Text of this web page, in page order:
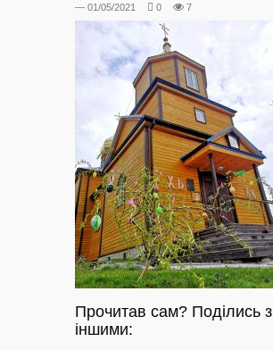
— 01/05/2021 0 7
Прочитав сам? Поділись з
іншими: